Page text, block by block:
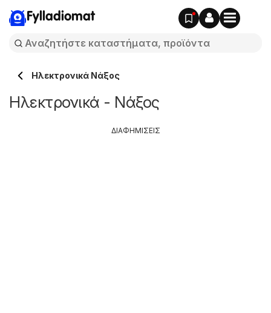
Fylladiomat
Hλεκτρονικά Νάξος
Hλεκτρονικά - Νάξος
ΔΙΑΦΗΜΙΣΕΙΣ